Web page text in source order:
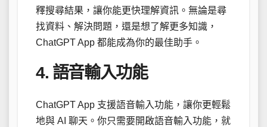
釋搜尋結果，讓你能更快理解資訊。無論是尋
找資料、解決問題，還是想了解更多知識，
ChatGPT App 都能成為你的最佳助手。
4. 語音輸入功能
ChatGPT App 支援語音輸入功能，讓你更輕鬆
地與 AI 聊天。你只需要開啟語音輸入功能，就